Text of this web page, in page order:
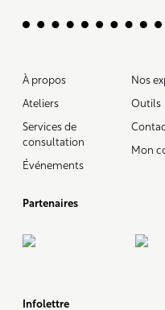
À propos
Ateliers
Services de
consultation
Événements
Nos
Outils
Mon
Partenaires
Infolettre